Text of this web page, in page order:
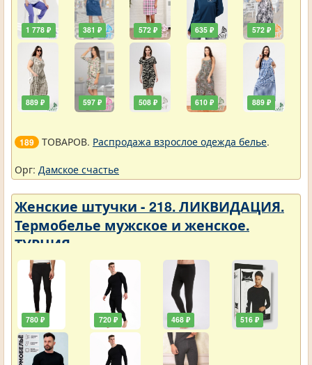
1 778 ₽
889 ₽
381 ₽
597 ₽
572 ₽
508 ₽
635 ₽
610 ₽
572 ₽
889 ₽
189 ТОВАРОВ. Распродажа взрослое одежда белье.
Орг: Дамское счастье
Женские штучки - 218. ЛИКВИДАЦИЯ.
Термобелье мужское и женское.
ТУРЦИЯ
780 ₽ 720 ₽ 468 ₽ 516 ₽